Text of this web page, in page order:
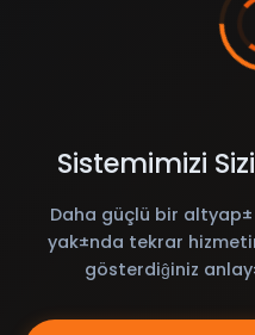
Sistemimizi
Daha güçlü bir
yak±nda tekrar
gösterdiĝiniz